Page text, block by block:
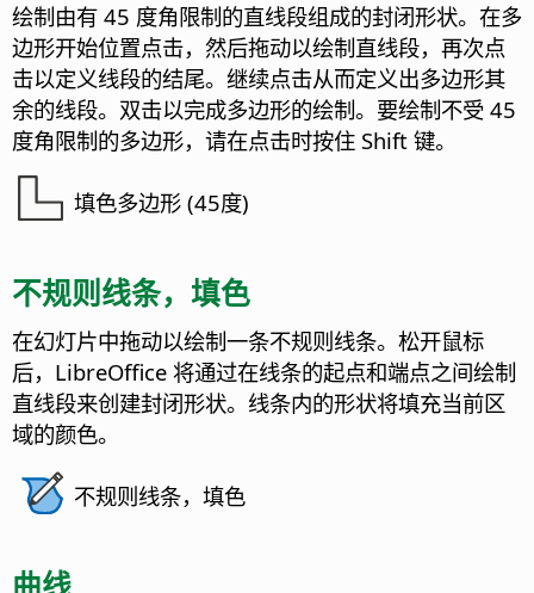
绘制由有 45 度角限制的直线段组成的封闭形状。在多
边形开始位置点击，然后拖动以绘制直线段，再次点
击以定义线段的结尾。继续点击从而定义出多边形其
余的线段。双击以完成多边形的绘制。要绘制不受 45
度角限制的多边形，请在点击时按住 Shift 键。
填色多边形 (45度)
不规则线条，填色
在幻灯片中拖动以绘制一条不规则线条。松开鼠标
后，LibreOffice 将通过在线条的起点和端点之间绘制
直线段来创建封闭形状。线条内的形状将填充当前区
域的颜色。
不规则线条，填色